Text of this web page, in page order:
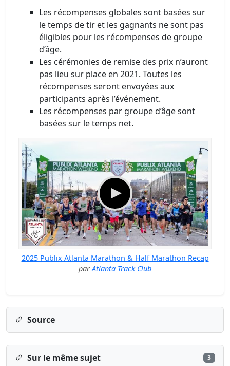
Les récompenses globales sont basées sur
le temps de tir et les gagnants ne sont pas
éligibles pour les récompenses de groupe
d’âge.
Les cérémonies de remise des prix n’auront
pas lieu sur place en 2021. Toutes les
récompenses seront envoyées aux
participants après l’événement.
Les récompenses par groupe d’âge sont
basées sur le temps net.
2025 Publix Atlanta Marathon & Half Marathon Recap
parAtlanta Track Club
Source
Sur le même sujet 3